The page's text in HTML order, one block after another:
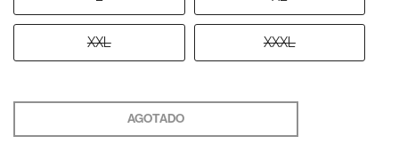
XXL XXXL
AGOTADO